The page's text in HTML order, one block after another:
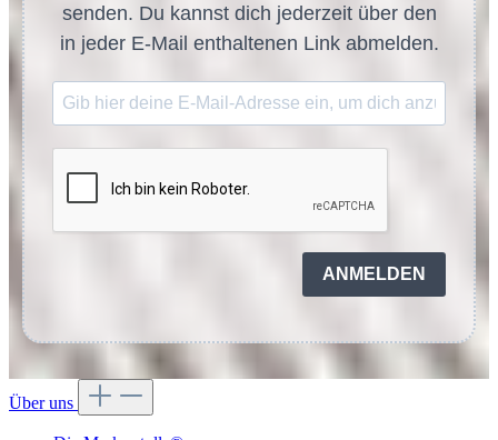
senden. Du kannst dich jederzeit über den
in jeder E-Mail enthaltenen Link abmelden.
ANMELDEN
Über uns